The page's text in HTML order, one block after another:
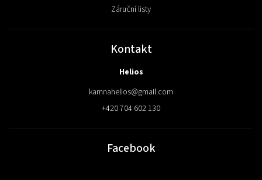
Záruční listy
Kontakt
Helios
kamnahelios@gmail.com
+420 704 602 130
Facebook